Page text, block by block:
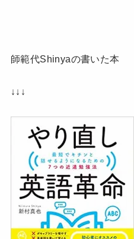
師範代Shinyaの書いた本
↓↓↓